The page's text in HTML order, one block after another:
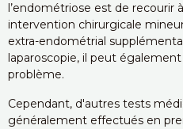
l’endométriose est de recourir
intervention chirurgicale
extra-endométrial
laparoscopie, il peut
problème.
Cependant, d'autres tests
généralement effectués en